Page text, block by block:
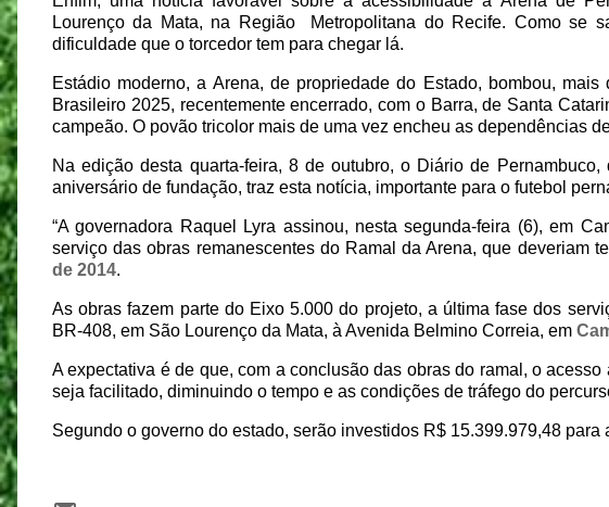
Lourenço da Mata, na Região
Metropolitana do Recife. Como se
dificuldade que o torcedor tem para chegar lá.
Estádio moderno, a Arena, de propriedade do Estado, bombou,
Brasileiro 2025, recentemente encerrado, com o Barra, de Santa
campeão. O povão tricolor mais de uma vez encheu as dependências
Na edição desta quarta-feira, 8 de outubro, o Diário de
aniversário de fundação, traz esta notícia, importante para o futebol
“A governadora Raquel Lyra assinou, nesta segunda-feira (6), em
serviço das obras remanescentes do Ramal da Arena, que deveriam
de 2014.
As obras fazem parte do Eixo 5.000 do projeto, a última fase dos
BR-408, em São Lourenço da Mata, à Avenida Belmino Correia, em
A expectativa é de que, com a conclusão das obras do ramal, o
seja facilitado, diminuindo o tempo e as condições de tráfego do
Segundo o governo do estado, serão investidos R$ 15.399.979,48 para